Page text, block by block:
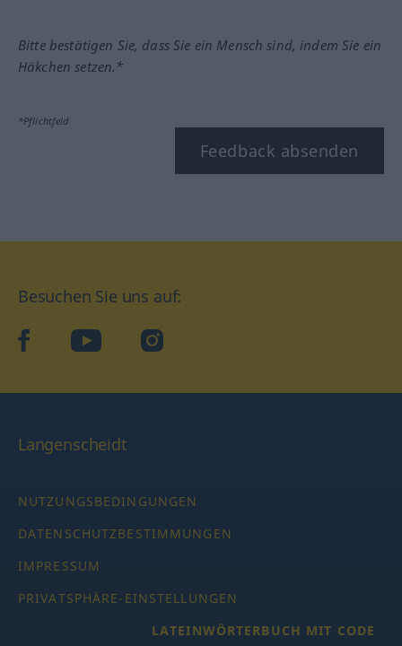
Bitte bestätigen Sie, dass Sie ein Mensch sind, indem Sie ein
Häkchen setzen.*
*Pflichtfeld
Feedback absenden
Besuchen Sie uns auf:
facebookYouTube Instagram
Langenscheidt
NUTZUNGSBEDINGUNGEN
DATENSCHUTZBESTIMMUNGEN
IMPRESSUM
PRIVATSPHÄRE-EINSTELLUNGEN
LATEINWÖRTERBUCH MIT CODE